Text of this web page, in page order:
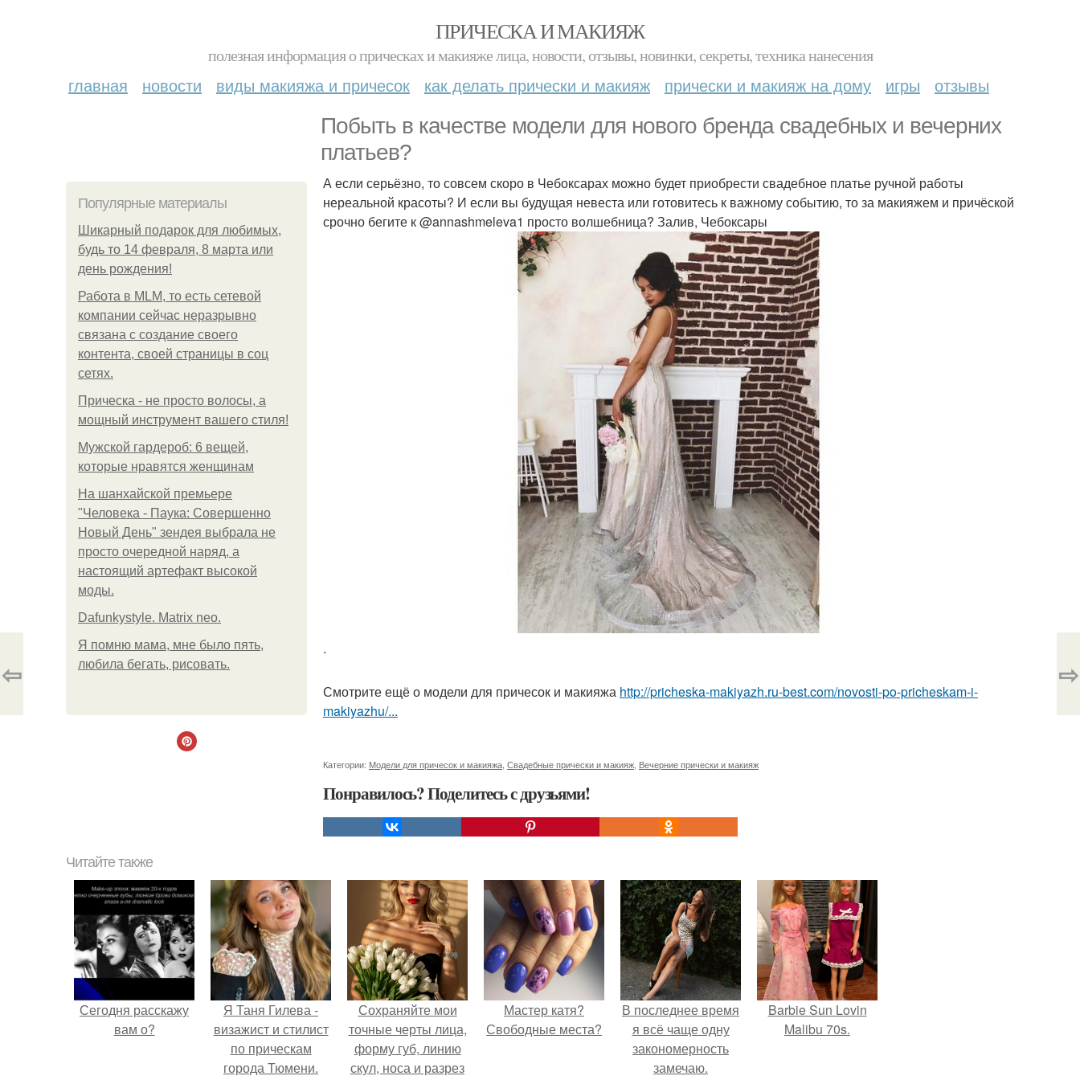
ПРИЧЕСКА И МАКИЯЖ
полезная информация о прическах и макияже лица, новости, отзывы, новинки, секреты, техника нанесения
главная новости виды макияжа и причесок как делать прически и макияж прически и макияж на дому игры отзывы
Побыть в качестве модели для нового бренда свадебных и вечерних
платьев?
Популярные материалы
Шикарный подарок для любимых,
будь то 14 февраля, 8 марта или
день рождения!
Работа в MLM, то есть сетевой
компании сейчас неразрывно
связана с создание своего
контента, своей страницы в соц
сетях.
Прическа - не просто волосы, а
мощный инструмент вашего стиля!
Мужской гардероб: 6 вещей,
которые нравятся женщинам
На шанхайской премьере
"Человека - Паука: Совершенно
Новый День" зендея выбрала не
просто очередной наряд, а
настоящий артефакт высокой
моды.
Dafunkystyle. Matrix neo.
Я помню мама, мне было пять,
любила бегать, рисовать.
А если серьёзно, то совсем скоро в Чебоксарах можно будет приобрести свадебное платье ручной работы
нереальной красоты? И если вы будущая невеста или готовитесь к важному событию, то за макияжем и причёской
срочно бегите к @annashmeleva1 просто волшебница? Залив, Чебоксары
.
Смотрите ещё о модели для причесок и макияжа http://pricheska-makiyazh.ru-best.com/novosti-po-pricheskam-i-
makiyazhu/...
Категории: Модели для причесок и макияжа Свадебные прически и макияж Вечерние прически и макияж
Понравилось? Поделитесь с друзьями!
⇦ ⇨
Читайте также
Сегодня расскажу
вам о?
Я Таня Гилева -
визажист и стилист
по прическам
города Тюмени.
Сохраняйте мои
точные черты лица,
форму губ, линию
скул, носа и разрез
Мастер катя?
Свободные места?
В последнее время
я всё чаще одну
закономерность
замечаю.
Barbie Sun Lovin
Malibu 70s.